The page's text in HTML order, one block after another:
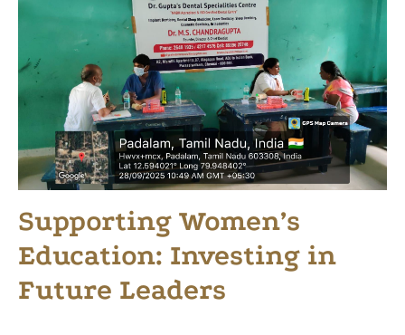
Supporting Women’s
Education: Investing in
Future Leaders